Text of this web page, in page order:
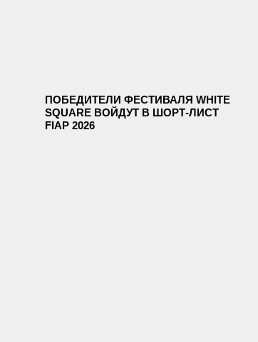
ПОБЕДИТЕЛИ ФЕСТИВАЛЯ WHITE
SQUARE ВОЙДУТ В ШОРТ-ЛИСТ
FIAP 2026